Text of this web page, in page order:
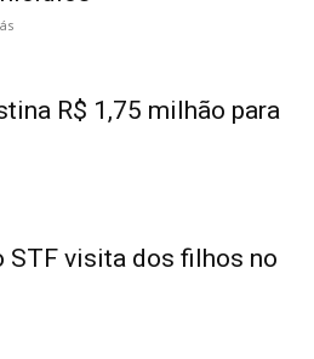
R$ 1,75 milhão para
STF visita dos filhos no